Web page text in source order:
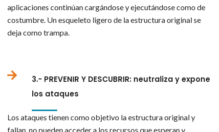
aplicaciones continúan cargándose y ejecutándose como de
costumbre. Un esqueleto ligero de la estructura original se
deja como trampa.
3.- PREVENIR Y DESCUBRIR: neutraliza y expone
los ataques
Los ataques tienen como objetivo la estructura original y
fallan, no pueden acceder a los recursos que esperan y